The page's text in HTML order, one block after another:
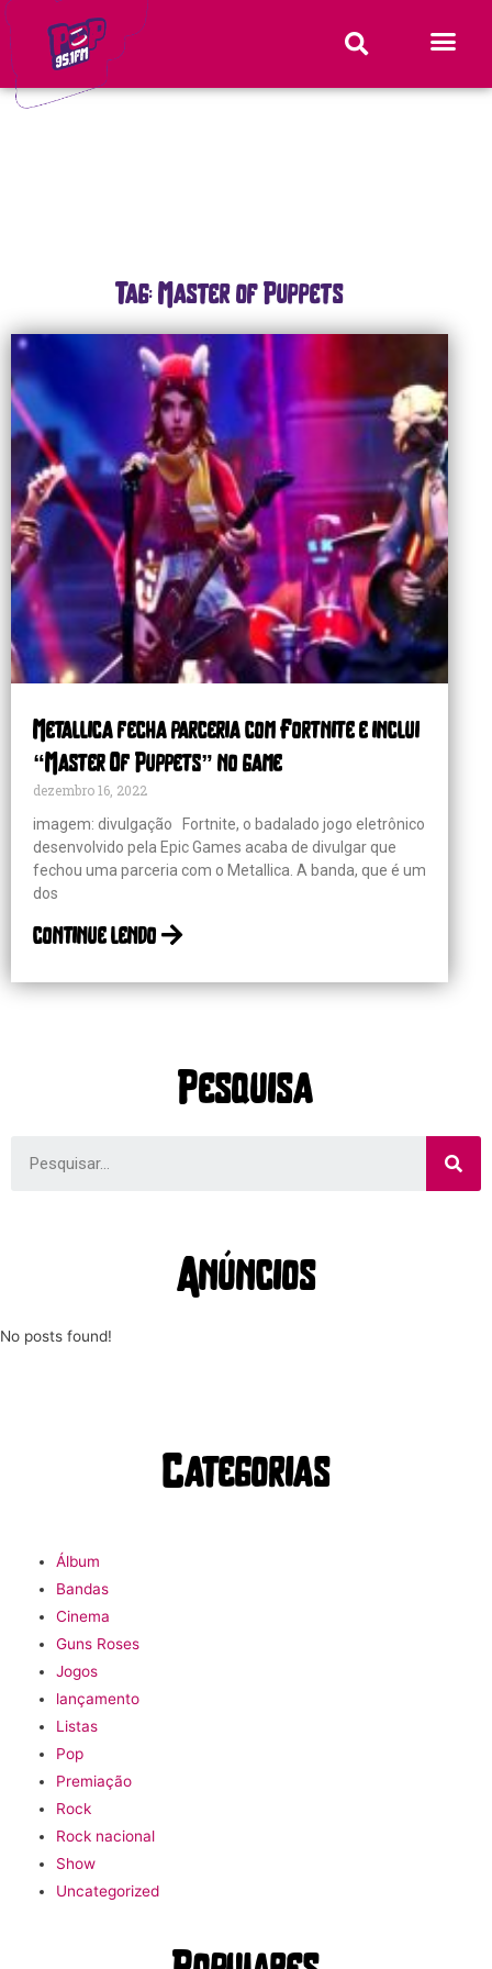
Tag: Master of Puppets
Metallica fecha parceria com Fortnite e inclui
“Master Of Puppets” no game
dezembro 16, 2022
imagem: divulgação Fortnite, o badalado jogo eletrônico
desenvolvido pela Epic Games acaba de divulgar que
fechou uma parceria com o Metallica. A banda, que é um
dos
continue lendo
Pesquisa
Anúncios
No posts found!
Categorias
Álbum
Bandas
Cinema
Guns Roses
Jogos
lançamento
Listas
Pop
Premiação
Rock
Rock nacional
Show
Uncategorized